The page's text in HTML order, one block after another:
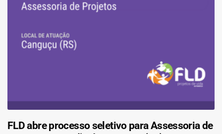
FLD abre processo seletivo para Assessoria de